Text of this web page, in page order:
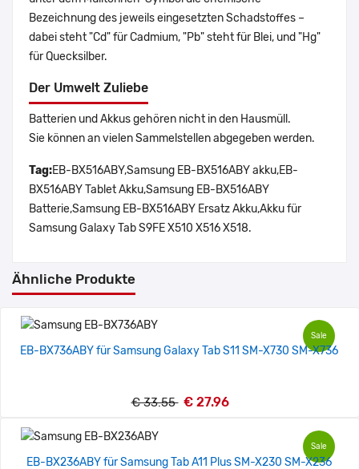
Bezeichnung des jeweils eingesetzten Schadstoffes –
dabei steht "Cd" für Cadmium, "Pb" steht für Blei, und "Hg"
für Quecksilber.
Der Umwelt Zuliebe
Batterien und Akkus gehören nicht in den Hausmüll.
Sie können an vielen Sammelstellen abgegeben werden.
Tag:EB-BX516ABY,Samsung EB-BX516ABY akku,EB-
BX516ABY Tablet Akku,Samsung EB-BX516ABY
Batterie,Samsung EB-BX516ABY Ersatz Akku,Akku für
Samsung Galaxy Tab S9FE X510 X516 X518.
Ähnliche Produkte
Sale
EB-BX736ABY für Samsung Galaxy Tab S11 SM-X730 SM-X736
€ 33.55 € 27.96
Sale
EB-BX236ABY für Samsung Tab A11 Plus SM-X230 SM-X236